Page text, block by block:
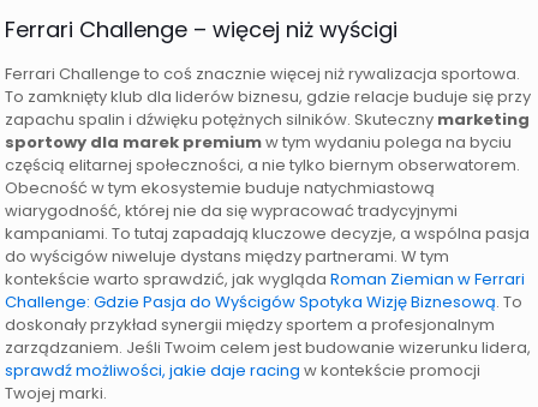
Ferrari Challenge – więcej niż wyścigi
Ferrari Challenge to coś znacznie więcej niż rywalizacja sportowa.
To zamknięty klub dla liderów biznesu, gdzie relacje buduje się przy
zapachu spalin i dźwięku potężnych silników. Skuteczny marketing
sportowy dla marek premiumw tym wydaniu polega na byciu
częścią elitarnej społeczności, a nie tylko biernym obserwatorem.
Obecność w tym ekosystemie buduje natychmiastową
wiarygodność, której nie da się wypracować tradycyjnymi
kampaniami. To tutaj zapadają kluczowe decyzje, a wspólna pasja
do wyścigów niweluje dystans między partnerami. W tym
kontekście warto sprawdzić, jak wyglądaRoman Ziemian w Ferrari
Challenge: Gdzie Pasja do Wyścigów Spotyka Wizję Biznesową. To
doskonały przykład synergii między sportem a profesjonalnym
zarządzaniem. Jeśli Twoim celem jest budowanie wizerunku lidera,
sprawdź możliwości, jakie daje racing w kontekście promocji
Twojej marki.